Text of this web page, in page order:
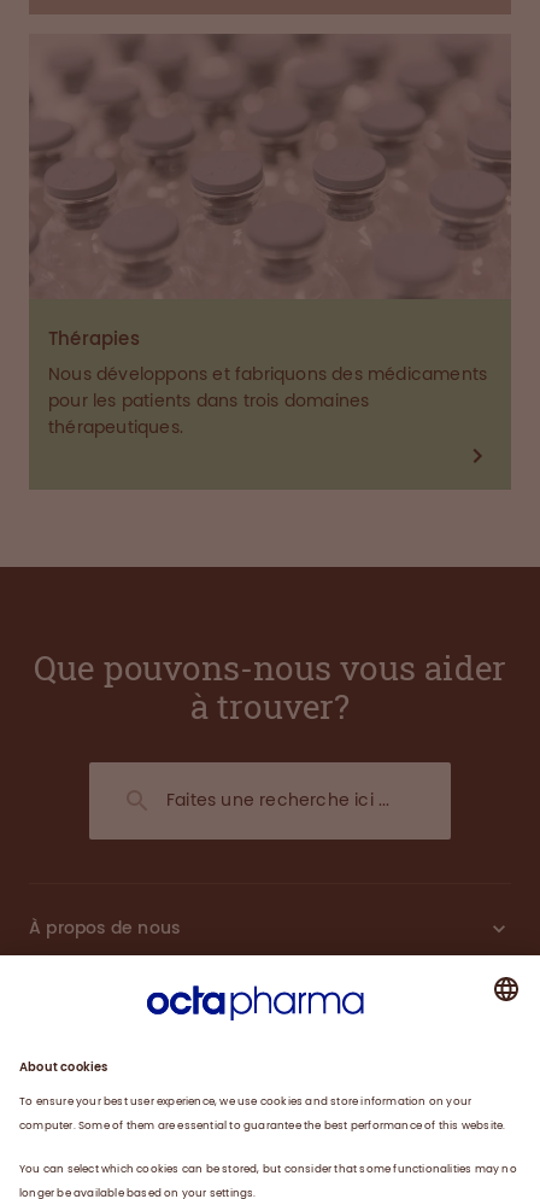
Thérapies
Nous développons et fabriquons des médicaments
pour les patients dans trois domaines
thérapeutiques.
Que pouvons-nous vous aider
à trouver?
À propos de nous
Thérapies
Travailler avec nous
Actualités